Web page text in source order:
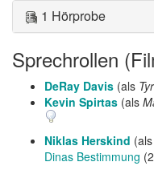
1 Hörprobe
Sprechrollen
DeRay Davis (als
Kevin Spirtas (als
Niklas Herskind (als
Dinas Bestimmung